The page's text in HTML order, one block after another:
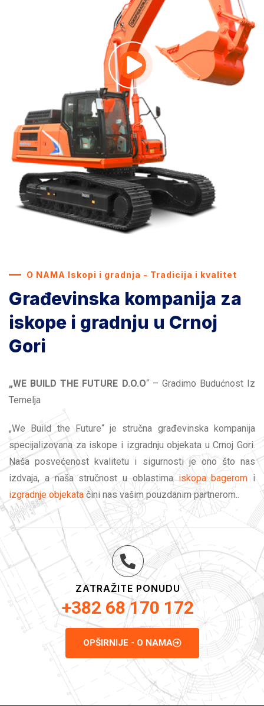
O NAMA Iskopi i gradnja - Tradicija i kvalitet
Građevinska kompanija za
iskope i gradnju u Crnoj
Gori
„WE BUILD THE FUTURE D.O.O“ – Gradimo Budućnost Iz
Temelja
„We Build the Future“ je stručna građevinska kompanija
specijalizovana za iskope i izgradnju objekata u Crnoj Gori.
Naša posvećenost kvalitetu i sigurnosti je ono što nas
izdvaja, a naša stručnost u oblastimaiskopa bagerom i
izgradnje objekata čini nas vašim pouzdanim partnerom..
ZATRAŽITE PONUDU
+382 68 170 172
OPŠIRNIJE - O NAMA